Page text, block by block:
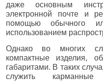
даже основным
электронной почте и
помощью обычного
использованием
Однако во многих
компактные изделия,
габаритами. В таких
служить карманные